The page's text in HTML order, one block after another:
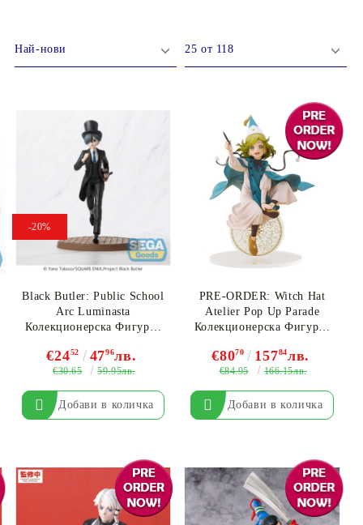
-20%
Black Butler: Public School
Arc Luminasta
Колекционерска Фигурка
€2452 4796лв.
€30.65 59.95лв.
PRE-ORDER: Witch Hat
Atelier Pop Up Parade
Колекционерска Фигурка
€8070 15784лв.
€84.95 166.15лв.